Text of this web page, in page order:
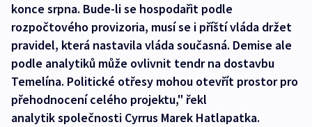
konce srpna. Bude-li se hospodařit podle
rozpočtového provizoria, musí se i příští vláda držet
pravidel, která nastavila vláda současná. Demise ale
podle analytiků může ovlivnit tendr na dostavbu
Temelína. Politické otřesy mohou otevřít prostor pro
přehodnocení celého projektu," řekl
analytik společnosti Cyrrus Marek Hatlapatka.